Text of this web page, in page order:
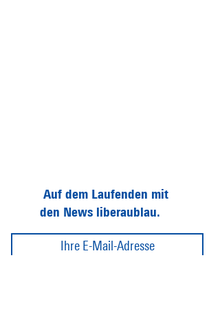
Auf dem Laufenden mit
den News liberaublau.